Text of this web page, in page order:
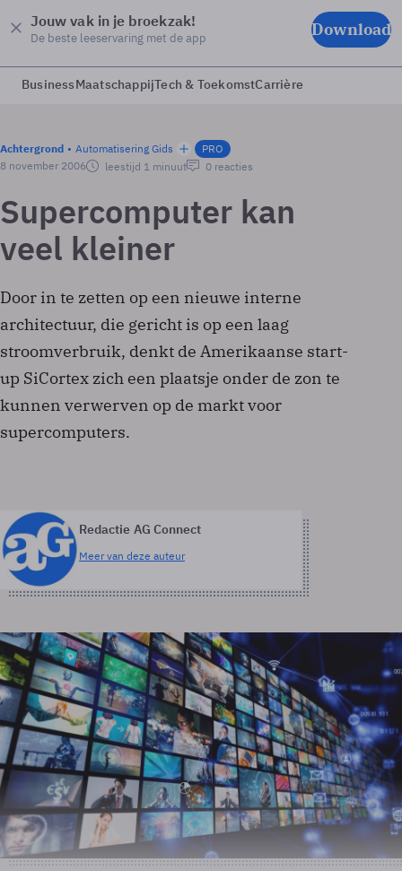
Jouw vak in je broekzak!
De beste leeservaring met de app Download
BusinessMaatschappijTech & ToekomstCarrière
Achtergrond Automatisering Gids
PRO
8 november 2006
leestijd 1 minuut 0 reacties
Supercomputer kan
veel kleiner
Door in te zetten op een nieuwe interne
architectuur, die gericht is op een laag
stroomverbruik, denkt de Amerikaanse start-
up SiCortex zich een plaatsje onder de zon te
kunnen verwerven op de markt voor
supercomputers.
Redactie AG Connect
Meer van deze auteur